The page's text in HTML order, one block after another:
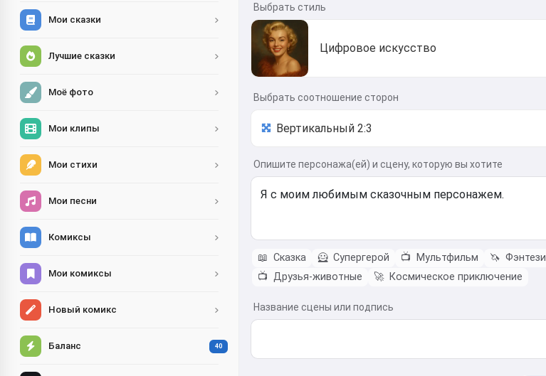
Мои сказки
Лучшие сказки
Моё фото
Мои клипы
Мои стихи
Мои песни
Комиксы
Мои комиксы
Новый комикс
Баланс 40
Выбрать стиль
Цифровое искусство
Выбрать соотношение сторон
Опишите персонажа(ей) и сцену, которую вы хотите
📖 Сказка 🦸 Супергерой 📺 Мультфильм 🦄 Фэнтези
📺 Друзья-животные 🚀 Космическое приключение
Название сцены или подпись